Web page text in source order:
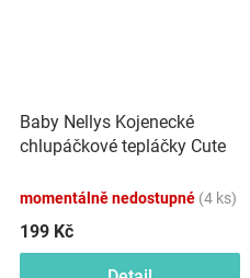
Baby Nellys Kojenecké
chlupáčkové tepláčky Cute
momentálně nedostupné (4 ks)
199 Kč